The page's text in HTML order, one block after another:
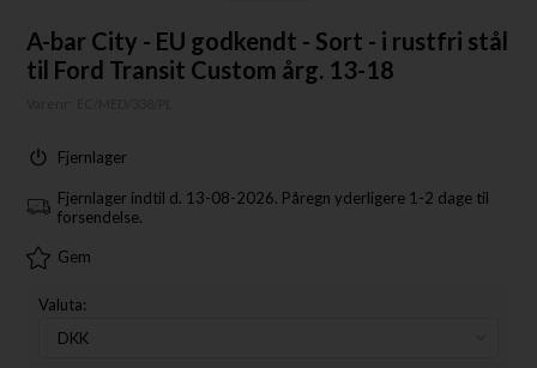
A-bar City - EU godkendt - Sort - i rustfri stål
til Ford Transit Custom årg. 13-18
Fjernlager
Fjernlager indtil d. 13-08-2026. Påregn yderligere 1-2 dage til
forsendelse.
Gem
Valuta: